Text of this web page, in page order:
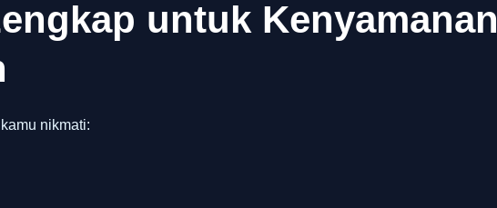
untuk Kenyamanan
nikmati: